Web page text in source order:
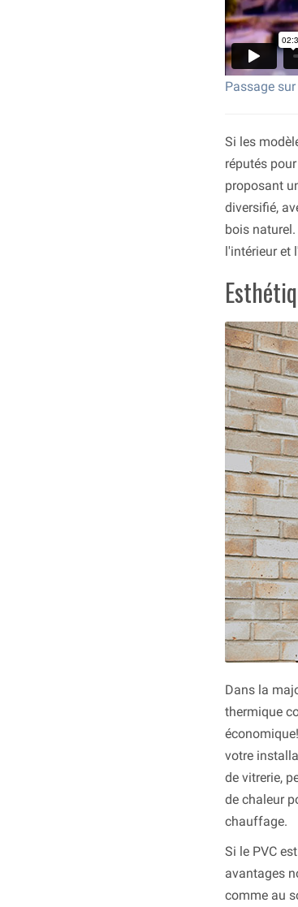
Passage
Si les
réputés
proposant
diversifié,
bois
l'intérieur et
Dans la
thermique
votre
de vitrerie,
de chaleur
chauffage.
Si le PVC
avantages
comme au